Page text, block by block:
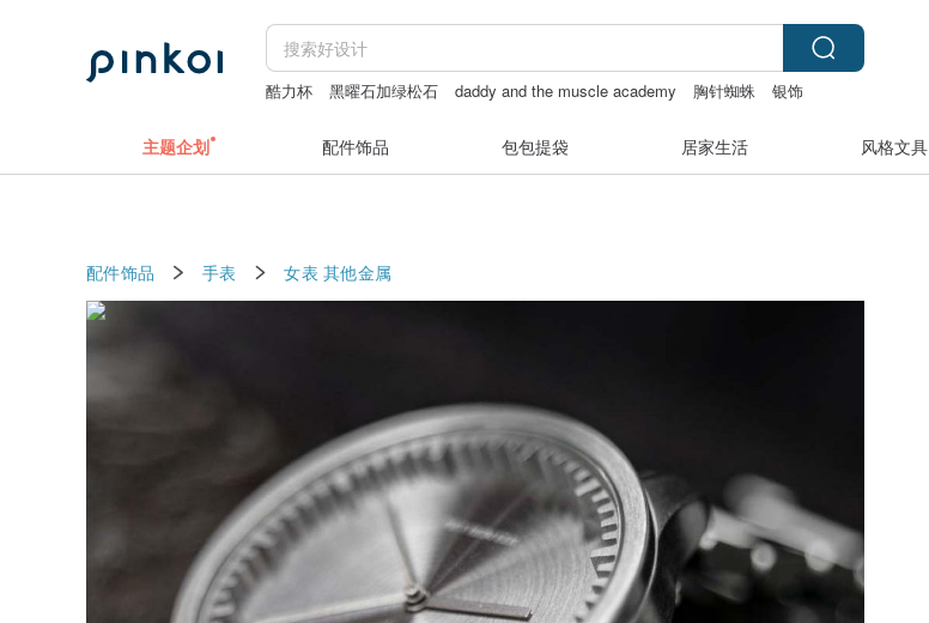
酷力杯 黑曜石加绿松石 daddy and the muscle academy 胸针蜘蛛
银饰
主题企划 配件饰品 包包提袋 居家生活 风格文具
配件饰品 手表 女表 其他金属